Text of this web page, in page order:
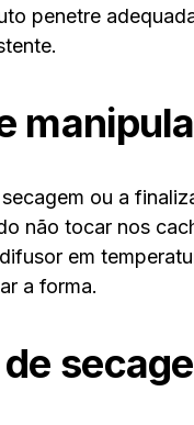
penetre
ou a
não tocar nos
em
a forma.